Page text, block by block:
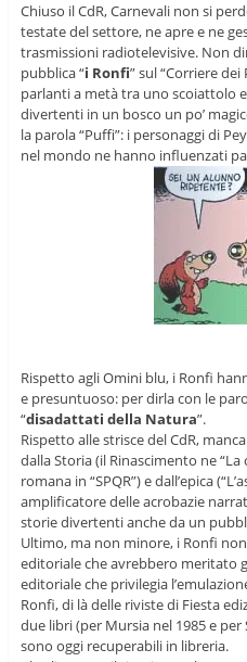
Chiuso il CdR, Carnevali non si
testate del settore, ne apre e ne
trasmissioni radiotelevisive. Non
pubblica “i Ronfi” sul “Corriere
parlanti a metà tra uno scoiattolo
divertenti in un bosco un po’
la parola “Puffi”: i personaggi di
nel mondo ne hanno influenzati
Rispetto agli Omini blu, i Ronfi
e presuntuoso: per dirla con le
“disadattati della Natura”.
Rispetto alle strisce del CdR,
dalla Storia (il Rinascimento ne
romana in “SPQR”) e dall’epica
amplificatore delle acrobazie
storie divertenti anche da un
Ultimo, ma non minore, i Ronfi
editoriale che avrebbero meritato
editoriale che privilegia
Ronfi, di là delle riviste di Fiesta
due libri (per Mursia nel 1985 e
sono oggi recuperabili in libreria.